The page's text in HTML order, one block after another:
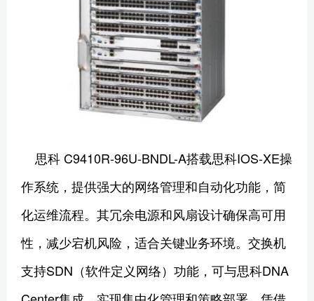
思科 C9410R-96U-BNDL-A搭载思科IOS-XE操
作系统，提供强大的网络管理和自动化功能，简
化运维流程。其冗余电源和风扇设计确保高可用
性，减少宕机风险，适合关键业务环境。交换机
支持SDN（软件定义网络）功能，可与思科DNA